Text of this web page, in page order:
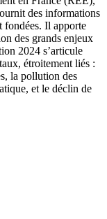
des informations
fondées. Il apporte
des grands enjeux
2024 s’articule
étroitement liés :
la pollution des
et le déclin de